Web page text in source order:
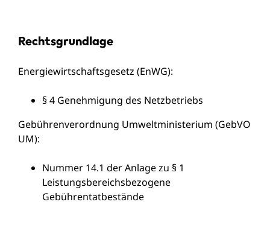
Rechtsgrundlage
Energiewirtschaftsgesetz (EnWG):
§ 4 Genehmigung des Netzbetriebs
Gebührenverordnung Umweltministerium (GebVO
UM):
Nummer 14.1 der Anlage zu § 1
Leistungsbereichsbezogene
Gebührentatbestände